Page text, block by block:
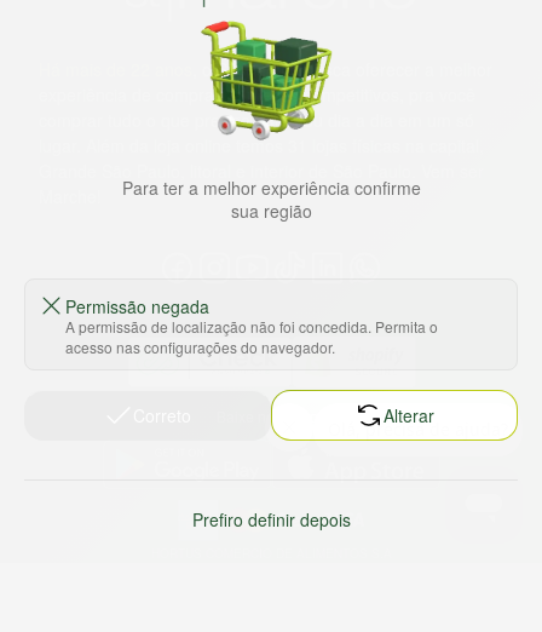
, o St. Marche busca oferecer a melhor
experiência de compras, a preços competitivos, pra você
comprar tudo o que precisa para seu dia a dia em um só
lugar. Além da loja online temos 31 lojas físicas na capital,
Para ter a melhor experiência confirme
sua região
Permissão negada
A permissão de localização não foi concedida. Permita o
acesso nas configurações do navegador.
Alterar
Prefiro definir depois